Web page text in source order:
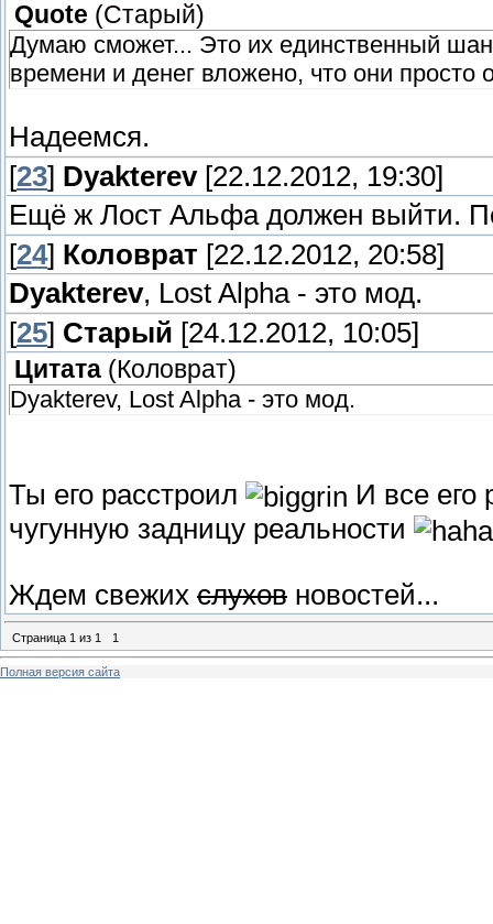
Quote (Старый)
Думаю сможет... Это их единственный
времени и денег вложено, что они
Надеемся.
[23] Dyakterev[22.12.2012, 19:30]
Ещё ж Лост Альфа должен выйти.
[24] Коловрат [22.12.2012, 20:58]
Dyakterev, Lost Alpha - это мод.
[25] Старый [24.12.2012, 10:05]
Цитата ( Коловрат)
Dyakterev, Lost Alpha - это мод.
Ты его расстроил
И все его
чугунную задницу реальности
Ждем свежих слухов новостей...
Страница 1 из 1 1
Полная версия сайта